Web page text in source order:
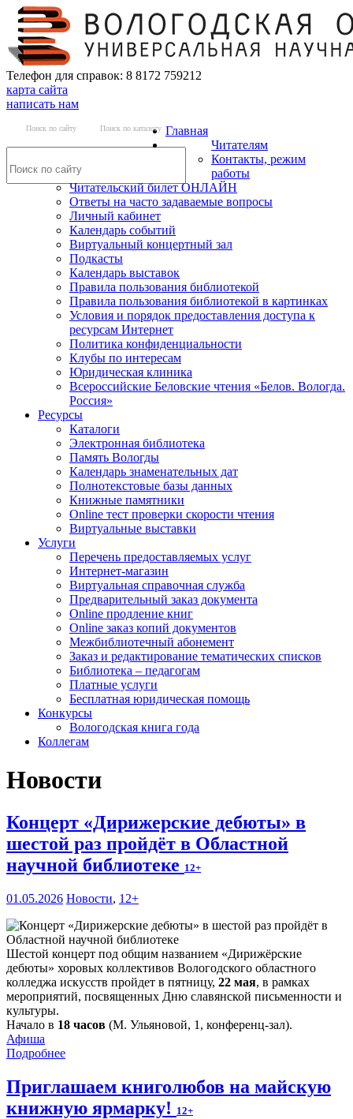
Телефон для справок: 8 8172 759212
карта сайта
написать нам
Поиск по сайту Поиск по каталогу Главная
Читателям
Контакты, режим
работы
Читательский билет ОНЛАЙН
Ответы на часто задаваемые вопросы
Личный кабинет
Календарь событий
Виртуальный концертный зал
Подкасты
Календарь выставок
Правила пользования библиотекой
Правила пользования библиотекой в картинках
Условия и порядок предоставления доступа к
ресурсам Интернет
Политика конфиденциальности
Клубы по интересам
Юридическая клиника
Всероссийские Беловские чтения «Белов. Вологда.
Россия»
Ресурсы
Каталоги
Электронная библиотека
Память Вологды
Календарь знаменательных дат
Полнотекстовые базы данных
Книжные памятники
Online тест проверки скорости чтения
Виртуальные выставки
Услуги
Перечень предоставляемых услуг
Интернет-магазин
Виртуальная справочная служба
Предварительный заказ документа
Online продление книг
Online заказ копий документов
Межбиблиотечный абонемент
Заказ и редактирование тематических списков
Библиотека – педагогам
Платные услуги
Бесплатная юридическая помощь
Конкурсы
Вологодская книга года
Коллегам
Новости
Концерт «Дирижерские дебюты» в
шестой раз пройдёт в Областной
научной библиотеке 12+
01.05.2026 Новости, 12+
Шестой концерт под общим названием «Дирижёрские
дебюты» хоровых коллективов Вологодского областного
колледжа искусств пройдет в пятницу, 22 мая, в рамках
мероприятий, посвященных Дню славянской письменности и
культуры.
Начало в 18 часов (М. Ульяновой, 1, конференц-зал).
Афиша
Подробнее
Приглашаем книголюбов на майскую
книжную ярмарку! 12+